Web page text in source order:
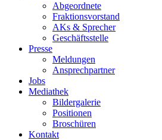
Abgeordnete
Fraktions­vorstand
AKs & Sprecher
Geschäftsstelle
Presse
Meldungen
Ansprechpartner
Jobs
Mediathek
Bildergalerie
Positionen
Broschüren
Kontakt